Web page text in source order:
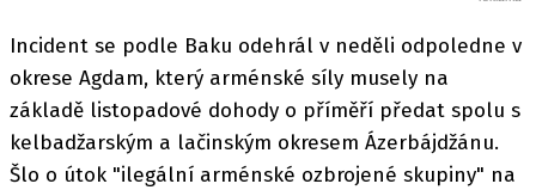
Incident se podle Baku odehrál v neděli odpoledne v
okrese Agdam, který arménské síly musely na
základě listopadové dohody o příměří předat spolu s
kelbadžarským a lačinským okresem Ázerbájdžánu.
Šlo o útok "ilegální arménské ozbrojené skupiny" na